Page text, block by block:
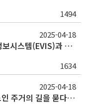
1494
제171차 BK콜로키움 : 환경가치종합정보시스템(EVIS)과 생태계서비스 가치 추정(안소은 선임연구위원 / 한국환경연구원)
1634
2025-04-18
제170차 BK콜로키움 : 초고령 사회, 노인 주거의 길을 묻다(박미선 박사 / 국토연구원)
2025-04-18